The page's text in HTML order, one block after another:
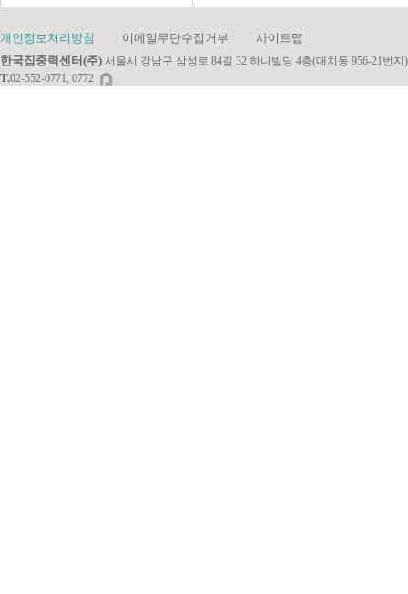
개인정보처리방침 이메일무단수집거부
사이트맵
한국집중력센터(주) 서울시 강남구 삼성로 84길 32 하나빌딩 4층(대치동 956-21번지)
T.02-552-0771, 0772